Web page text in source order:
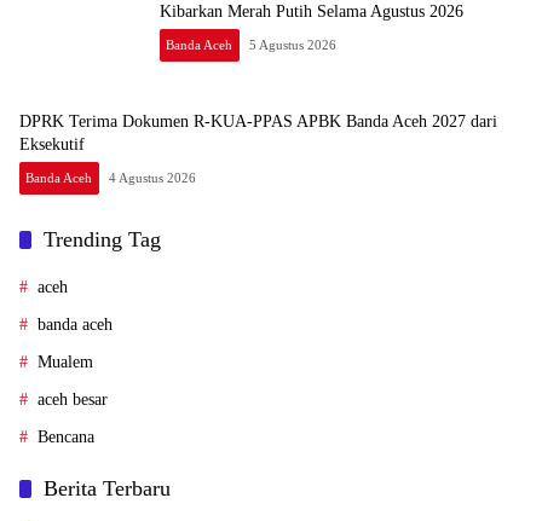
Kibarkan Merah Putih Selama Agustus 2026
Banda Aceh 5 Agustus 2026
DPRK Terima Dokumen R-KUA-PPAS APBK Banda Aceh 2027 dari
Eksekutif
Banda Aceh 4 Agustus 2026
Trending Tag
aceh
banda aceh
Mualem
aceh besar
Bencana
Berita Terbaru